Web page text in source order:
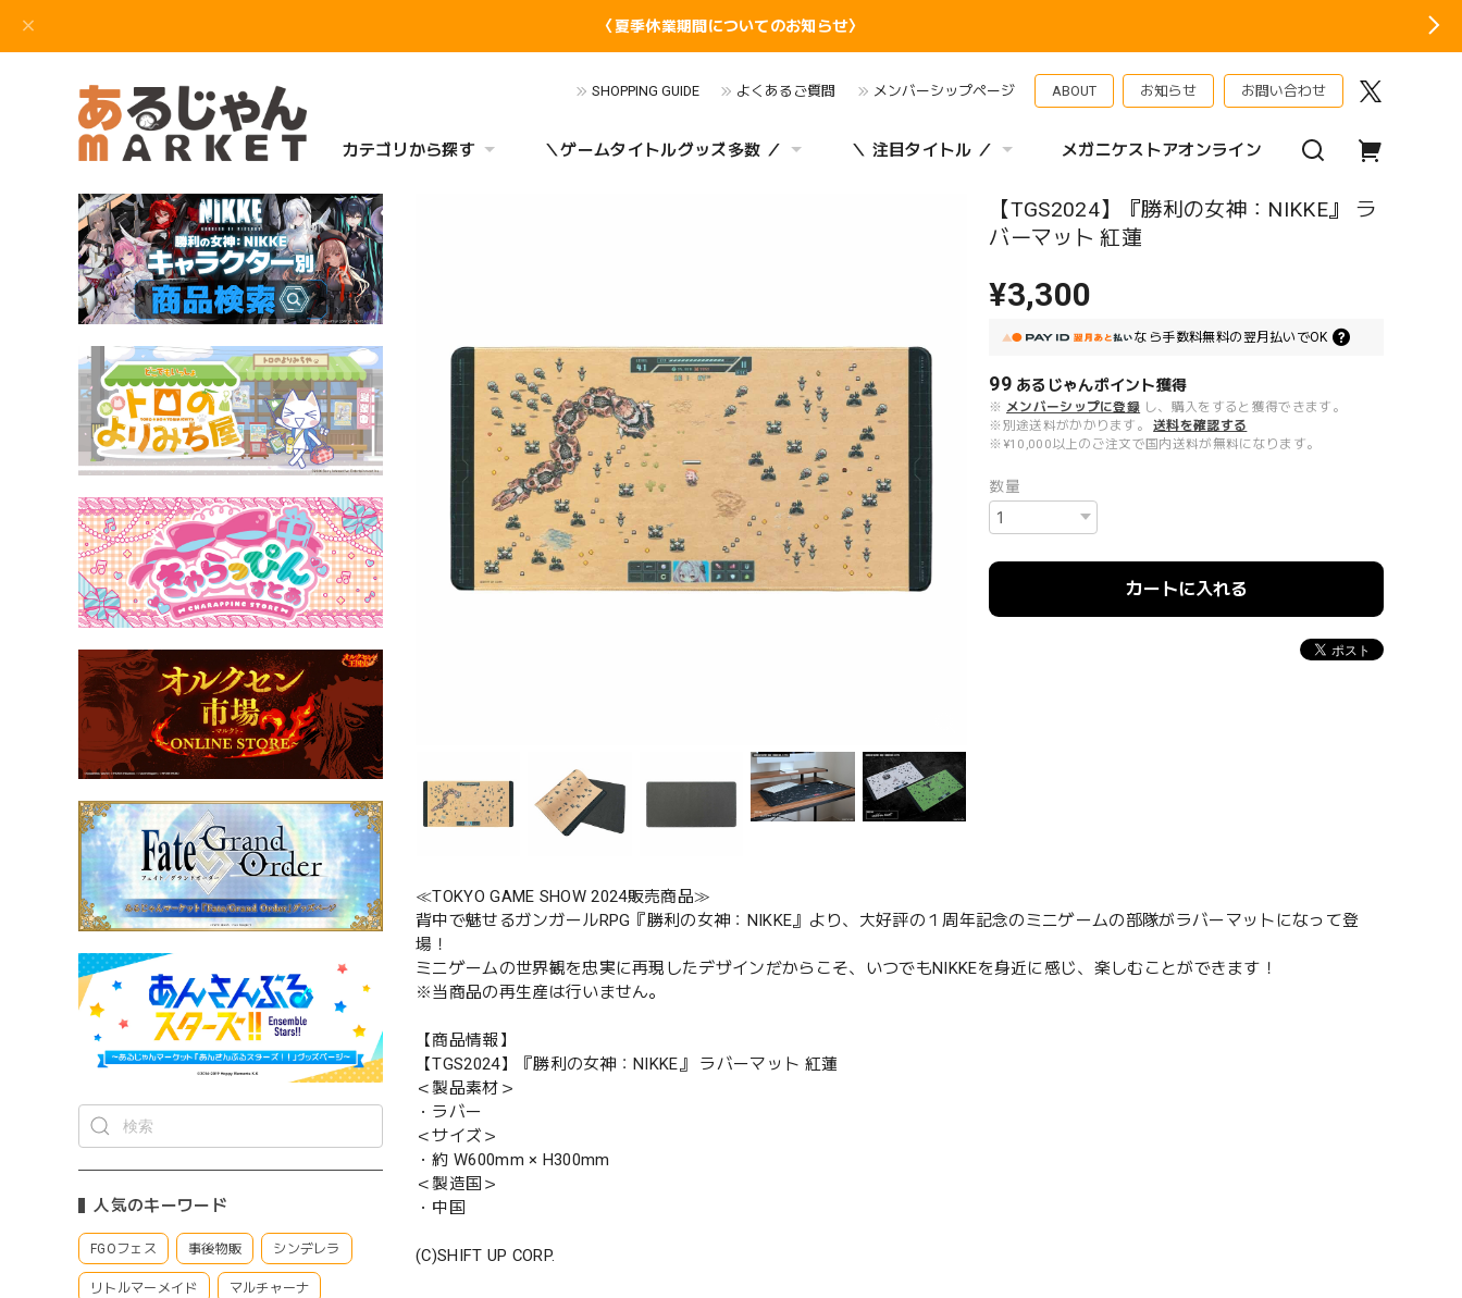
〈夏季休業期間についてのお知らせ〉
SHOPPING GUIDE よくあるご質問 メンバーシップページ ABOUT お知らせ お問い合わせ
カテゴリから探す ＼ゲームタイトルグッズ多数 ／ ＼ 注目タイトル ／ メガニケストアオンライン
人気のキーワード
FGOフェス 事後物販 シンデレラ
リトルマーメイド マルチャーナ
【TGS2024】『勝利の女神：NIKKE』 ラ
バーマット 紅蓮
¥3,300
なら手数料無料の 翌月払いでOK
99 あるじゃんポイント獲得
※ メンバーシップに登録 し、購入をすると獲得できます。
※別途送料がかかります。
送料を確認する
※¥10,000以上のご注文で国内送料が無料になります。
数量
カートに入れる
≪TOKYO GAME SHOW 2024販売商品≫
背中で魅せるガンガールRPG『勝利の女神：NIKKE』より、大好評の１周年記念のミニゲームの部隊がラバーマットになって登
場！
ミニゲームの世界観を忠実に再現したデザインだからこそ、いつでもNIKKEを身近に感じ、楽しむことができます！
※当商品の再生産は行いません。
【商品情報】
【TGS2024】『勝利の女神：NIKKE』 ラバーマット 紅蓮
＜製品素材＞
・ラバー
＜サイズ＞
・約 W600mm × H300mm
＜製造国＞
・中国
(C)SHIFT UP CORP.